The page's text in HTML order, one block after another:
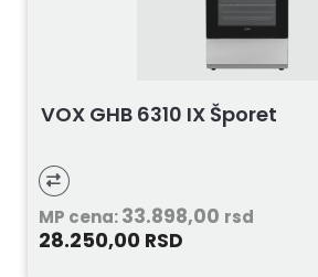
VOX GHB 6310 IX Šporet
MP cena:33.898,00 rsd
28.250,00 RSD